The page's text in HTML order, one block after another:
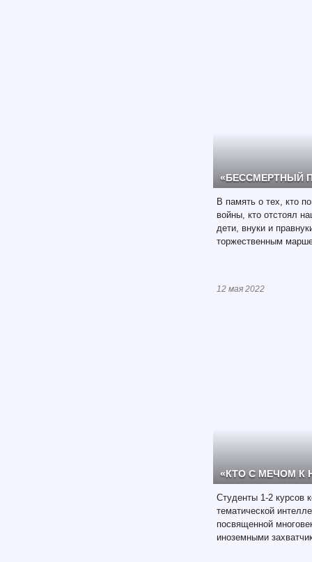
«БЕССМЕРТНЫЙ
В память о тех, кто
войны, кто отстоял
дети, внуки и
торжественным
12 мая 2022
«КТО С МЕЧОМ К
Студенты 1-2 курсов
тематической
посвященной
иноземными